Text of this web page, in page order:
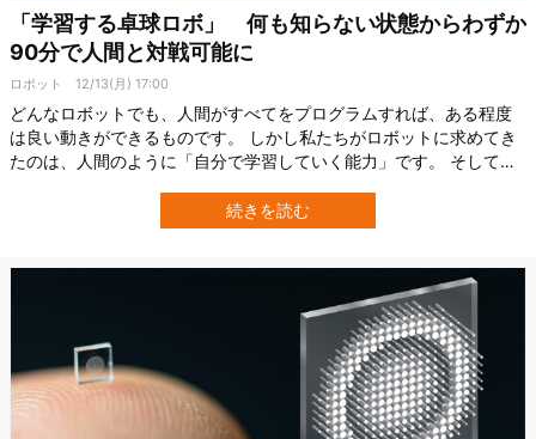
「学習する卓球ロボ」 何も知らない状態からわずか
90分で人間と対戦可能に
ロボット 12/13(月) 17:00
どんなロボットでも、人間がすべてをプログラムすれば、ある程度
は良い動きができるものです。 しかし私たちがロボットに求めてき
たのは、人間のように「自分で学習していく能力」です。 そして最
ュータ科学部に所属するヤーパン・ガオ氏ら研究チームは、学習し
ていく卓球ロボを開発しました。 卓球ロボは、わずか90分ほどの学
続きを読む